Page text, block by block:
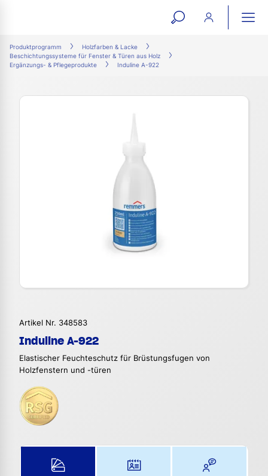
open
Produktprogramm
Holzfarben & Lacke
Beschichtungssysteme für Fenster & Türen aus Holz
Ergänzungs- & Pflegeprodukte
Induline A-922
Artikel Nr. 348583
Induline A-922
Elastischer Feuchteschutz für Brüstungsfugen von
Holzfenstern und -türen